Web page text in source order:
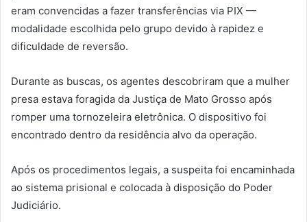
eram convencidas a fazer transferências via PIX —
modalidade escolhida pelo grupo devido à rapidez e
dificuldade de reversão.
Durante as buscas, os agentes descobriram que a mulher
presa estava foragida da Justiça de Mato Grosso após
romper uma tornozeleira eletrônica. O dispositivo foi
encontrado dentro da residência alvo da operação.
Após os procedimentos legais, a suspeita foi encaminhada
ao sistema prisional e colocada à disposição do Poder
Judiciário.